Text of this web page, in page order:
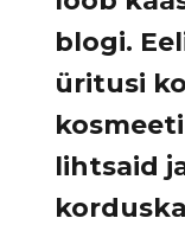
blogi.
üritusi
lihtsaid